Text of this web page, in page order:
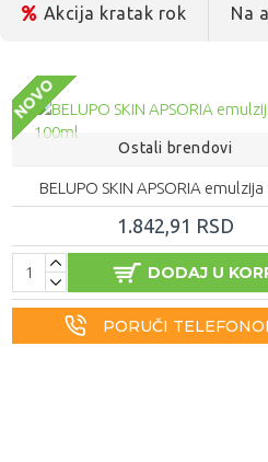
Akcija kratak rok Na
NOVO
Ostali brendovi
BELUPO SKIN APSORIA
1.842,91 RSD
DODAJ U
PORUČI